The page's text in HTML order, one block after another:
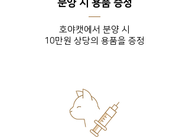
분양 시 용품 증정
호야캣에서 분양 시
10만원 상당의 용품을 증정